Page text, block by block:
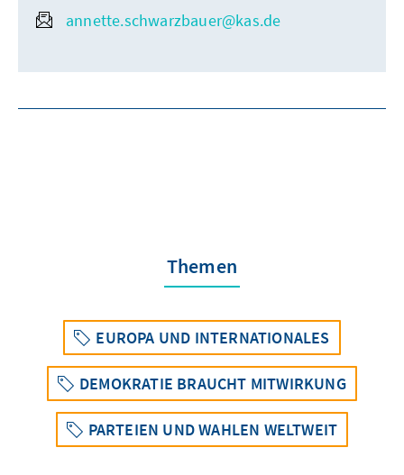
annette.schwarzbauer@kas.de
Themen
EUROPA UND INTERNATIONALES
DEMOKRATIE BRAUCHT MITWIRKUNG
PARTEIEN UND WAHLEN WELTWEIT